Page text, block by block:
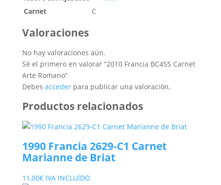
Carnet
C
Valoraciones
No hay valoraciones aún.
Sé el primero en valorar “2010 Francia BC455 Carnet
Arte Romano”
Debes accederpara publicar una valoración.
Productos relacionados
1990 Francia 2629-C1 Carnet
Marianne de Briat
11,00€ IVA INCLUÍDO